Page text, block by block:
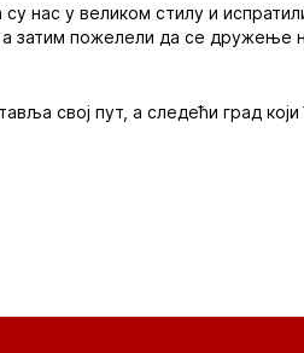
су нас у великом стилу и
затим пожелели да се дружење
свој пут, а следећи град